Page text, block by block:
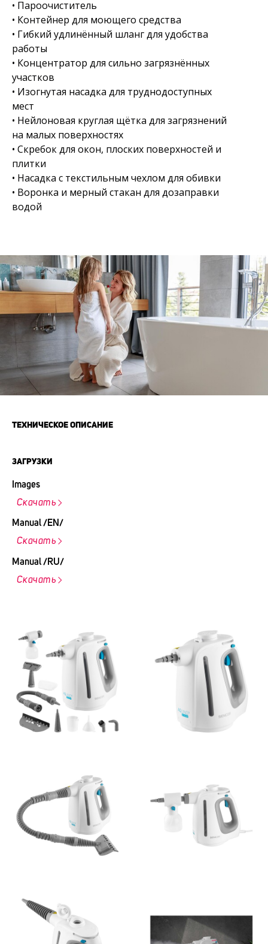
• Пароочиститель
• Контейнер для моющего средства
• Гибкий удлинённый шланг для удобства
работы
• Концентратор для сильно загрязнённых
участков
• Изогнутая насадка для труднодоступных
мест
• Нейлоновая круглая щётка для загрязнений
на малых поверхностях
• Скребок для окон, плоских поверхностей и
плитки
• Насадка с текстильным чехлом для обивки
• Воронка и мерный стакан для дозаправки
водой
ТЕХНИЧЕСКОЕ ОПИСАНИЕ
ЗАГРУЗКИ
Images
Скачать
Manual /EN/
Скачать
Manual /RU/
Скачать